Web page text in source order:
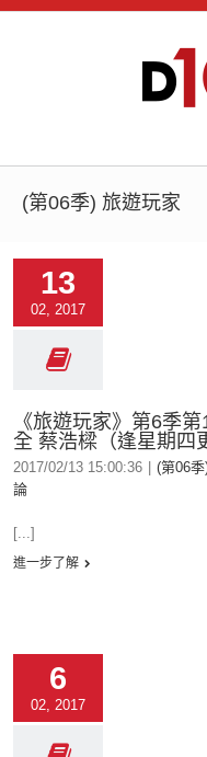
(第06季) 旅遊玩家
13
02, 2017
《旅遊玩家》第6季
全 蔡浩樑（逢星期四
2017/02/13 15:00:36 (第06
論
[...]
進一步了解
6
02, 2017